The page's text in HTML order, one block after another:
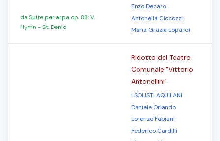
da Suite per arpa op. 83: V.
Hymn - St. Denio
Enzo Decaro
Antonella Ciccozzi
Maria Grazia Lopardi
Ridotto del Teatro
Comunale "Vittorio
Antonellini"
I SOLISTI AQUILANI
Daniele Orlando
Lorenzo Fabiani
Federico Cardilli